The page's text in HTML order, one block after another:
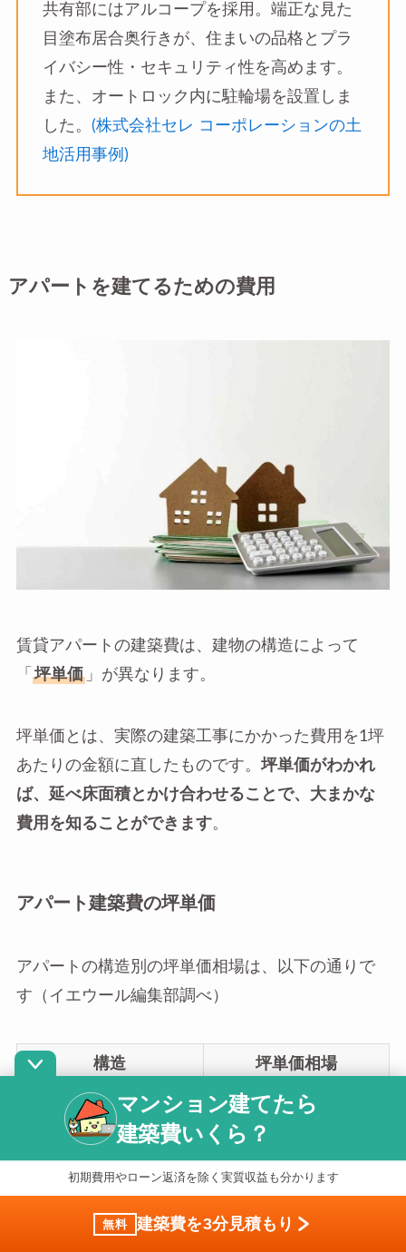
共有部にはアルコープを採用。端正な見た
目塗布居合奥行きが、住まいの品格とプラ
イバシー性・セキュリティ性を高めます。
また、オートロック内に駐輪場を設置しま
した。 (株式会社セレ コーポレーションの土
地活用事例)
アパートを建てるための費用
賃貸アパートの建築費は、建物の構造によって
「 坪単価」が異なります。
坪単価とは、実際の建築工事にかかった費用を1坪
あたりの金額に直したものです。 坪単価がわかれ
ば、延べ床面積とかけ合わせることで、大まかな
費用を知ることができます。
アパート建築費の坪単価
アパートの構造別の坪単価相場は、以下の通りで
す（イエウール編集部調べ）
構造 坪単価相場
木造（W造） 74万～105万円/坪
鉄骨造（S造） 80万～120万円/坪
鉄筋コンクリート造
（RC造）
95万～125万円/坪
マンション建てたら
建築費いくら？
初期費用やローン返済を除く実質収益も分かります
無料 建築費を3分見積もり